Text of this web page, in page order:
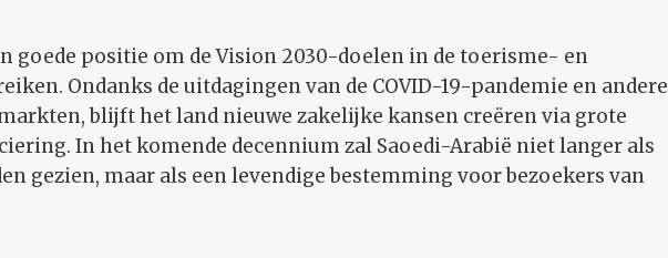
goede positie om de Vision 2030-doelen in de toerisme- en
Ondanks de uitdagingen van de COVID-19-pandemie en andere
blijft het land nieuwe zakelijke kansen creëren via grote
In het komende decennium zal Saoedi-Arabië niet langer als
gezien, maar als een levendige bestemming voor bezoekers van